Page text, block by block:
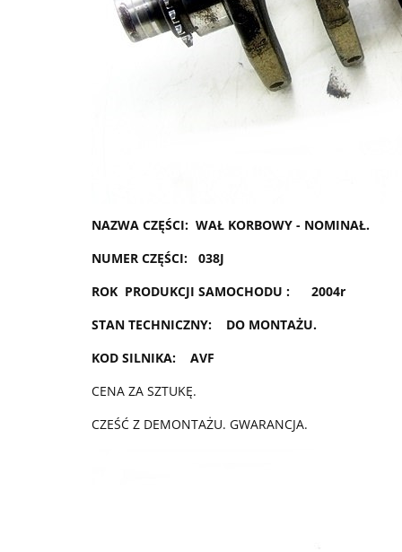
NAZWA CZĘŚCI: WAŁ KORBOWY - NOMINAŁ.
NUMER CZĘŚCI: 038J
ROK PRODUKCJI SAMOCHODU : 2004r
STAN TECHNICZNY: DO MONTAŻU.
KOD SILNIKA: AVF
CENA ZA SZTUKĘ.
CZEŚĆ Z DEMONTAŻU. GWARANCJA.